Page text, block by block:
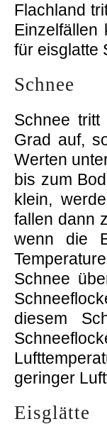
Flachland
für eisglatte
Schnee
Schnee
Grad auf,
Werten
bis zum
klein,
fallen dann
wenn die
Schnee
diesem
geringer
Eisglätte